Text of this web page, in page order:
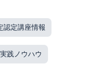
認定講座情報
実践ノウハウ